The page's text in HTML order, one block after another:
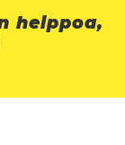
helppoa,